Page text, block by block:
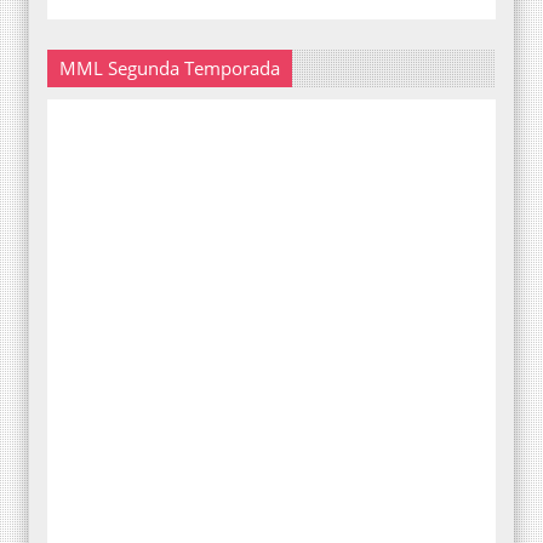
MML Segunda Temporada